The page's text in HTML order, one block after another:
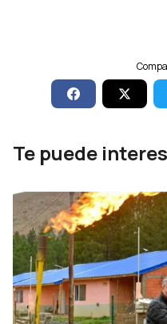
Te puede